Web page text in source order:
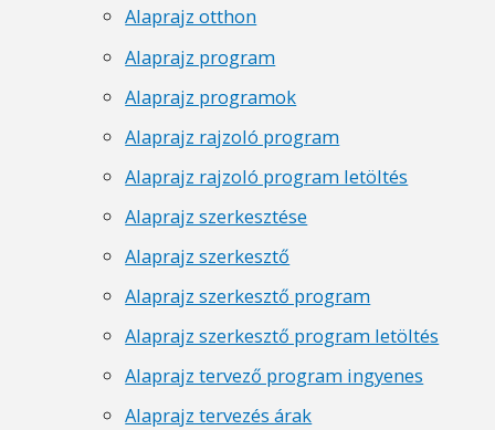
Alaprajz otthon
Alaprajz program
Alaprajz programok
Alaprajz rajzoló program
Alaprajz rajzoló program letöltés
Alaprajz szerkesztése
Alaprajz szerkesztő
Alaprajz szerkesztő program
Alaprajz szerkesztő program letöltés
Alaprajz tervező program ingyenes
Alaprajz tervezés árak